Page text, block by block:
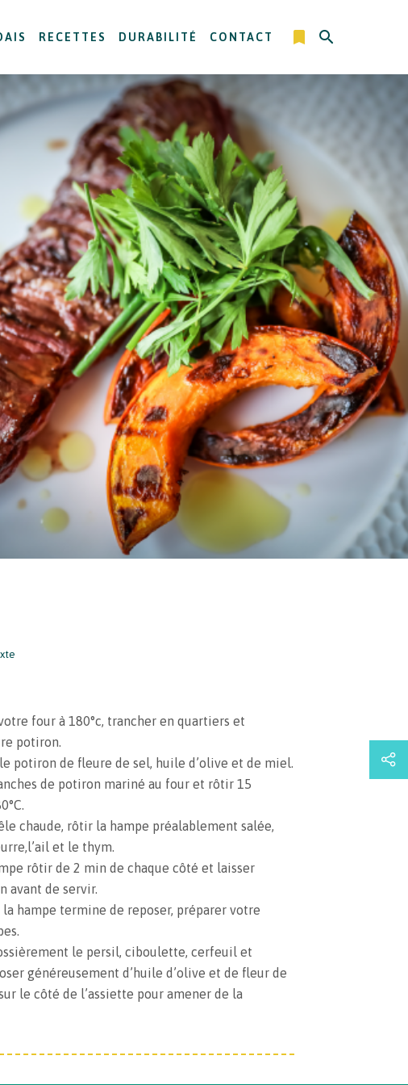
RECETTES DURABILITÉ CONTACT
four à 180°c, trancher en quartiers et
potiron.
potiron de fleure de sel, huile d’olive et de miel.
de potiron mariné au four et rôtir 15
chaude, rôtir la hampe préalablement salée,
et le thym.
rôtir de 2 min de chaque côté et laisser
avant de servir.
la hampe termine de reposer, préparer votre
le persil, ciboulette, cerfeuil et
généreusement d’huile d’olive et de fleur de
le côté de l’assiette pour amener de la
all